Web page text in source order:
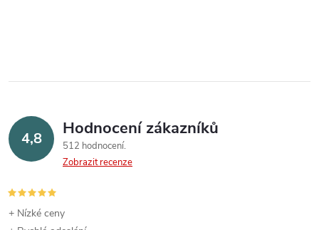
l
d
a
c
í
4,8 Hodnocení zákazníků
512 hodnocení
Zobrazit recenze
+ Nízké ceny